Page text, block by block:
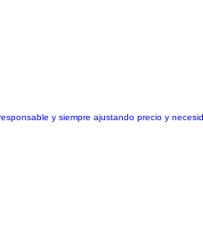
y siempre ajustando precio y